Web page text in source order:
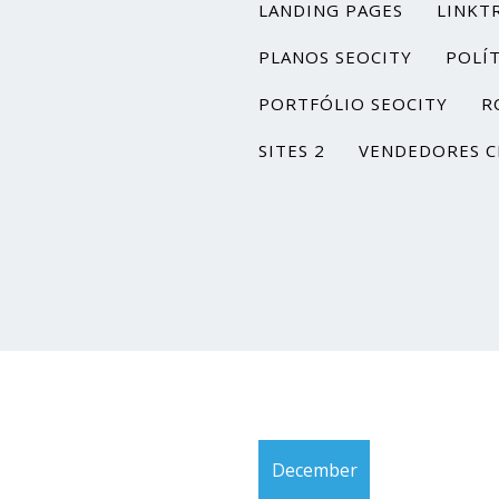
LANDING PAGES
PLANOS SEOCITY
PORTFÓLIO SEOCITY
SITES 2 VENDEDORES
December